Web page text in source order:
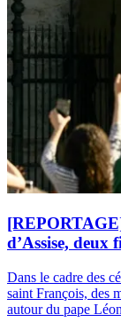
d’Assise, deux
Dans le cadre des
saint François, des
autour du pape